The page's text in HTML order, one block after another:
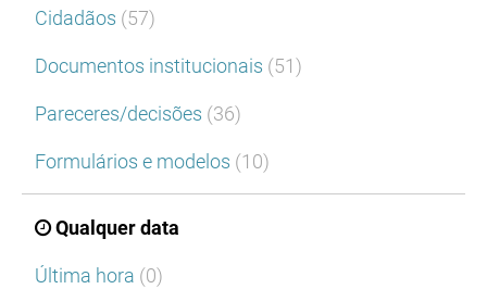
Cidadãos (57)
Documentos institucionais (51)
Pareceres/decisões (36)
Formulários e modelos (10)
Qualquer data
Última hora (0)